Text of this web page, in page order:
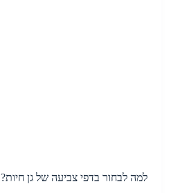
למה לבחור בדפי צביעה של גן חיות?